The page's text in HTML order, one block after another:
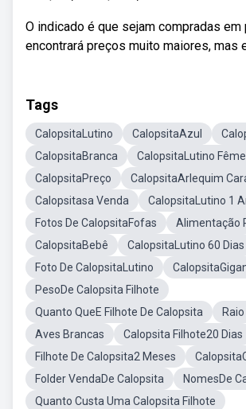
O indicado é que sejam compradas
encontrará preços muito maiores, mas
Tags
CalopsitaLutino CalopsitaAzul
CalopsitaBranca
CalopsitaLutino
CalopsitaPreço
CalopsitaArlequim
Calopsitasa Venda
CalopsitaLutino 1
Fotos De CalopsitaFofas
Alimentação
CalopsitaBebê
CalopsitaLutino 60 Dias
Foto De CalopsitaLutino
PesoDe Calopsita Filhote
Quanto QueE Filhote De Calopsita
Aves Brancas
Calopsita Filhote20 Dias
Filhote De Calopsita2 Meses
Folder VendaDe Calopsita
NomesDe
Quanto Custa Uma Calopsita Filhote